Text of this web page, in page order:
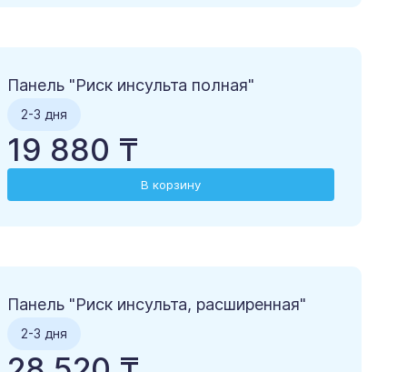
Панель "Риск инсульта полная"
2-3 дня
19 880 ₸
В корзину
Панель "Риск инсульта, расширенная"
2-3 дня